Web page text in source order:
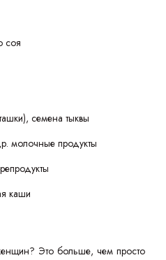
соя
семена тыквы
молочные продукты
каши
Это больше, чем просто